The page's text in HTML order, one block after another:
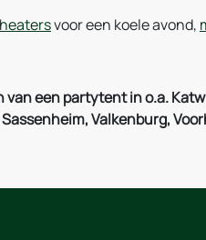
heatersvoor een koele avond,
een partytent in o.a.
Valkenburg,